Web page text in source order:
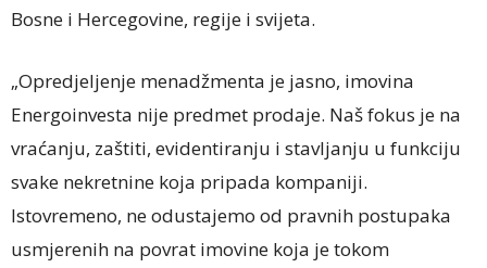
Bosne i Hercegovine, regije i svijeta.
„Opredjeljenje menadžmenta je jasno, imovina
Energoinvesta nije predmet prodaje. Naš fokus je na
vraćanju, zaštiti, evidentiranju i stavljanju u funkciju
svake nekretnine koja pripada kompaniji.
Istovremeno, ne odustajemo od pravnih postupaka
usmjerenih na povrat imovine koja je tokom